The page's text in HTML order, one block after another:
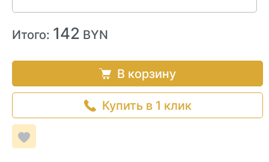
Итого: 142 BYN
В корзину
Купить в 1 клик
Добавить
в